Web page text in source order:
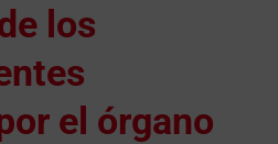
los
el órgano